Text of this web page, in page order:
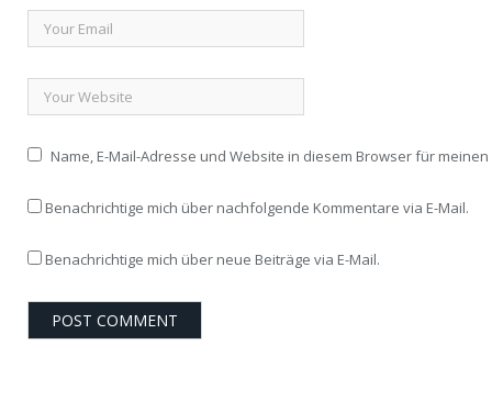
Name, E-Mail-Adresse und Website in diesem Browser für
Benachrichtige mich über nachfolgende Kommentare via E-Mail.
Benachrichtige mich über neue Beiträge via E-Mail.